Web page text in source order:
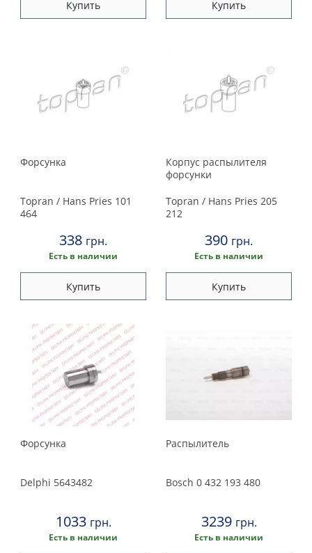
Rover
Skoda
Smart
Subaru
Toyota
Volkswagen
Volvo
Купить Купить
Форсунка
Topran / Hans Pries 101
464
338 грн.
Есть в наличии
Купить
Корпус распылителя
форсунки
Topran / Hans Pries 205
212
390 грн.
Есть в наличии
Купить
Форсунка
Delphi 5643482
1033 грн.
Есть в наличии
Распылитель
Bosch 0 432 193 480
3239 грн.
Есть в наличии